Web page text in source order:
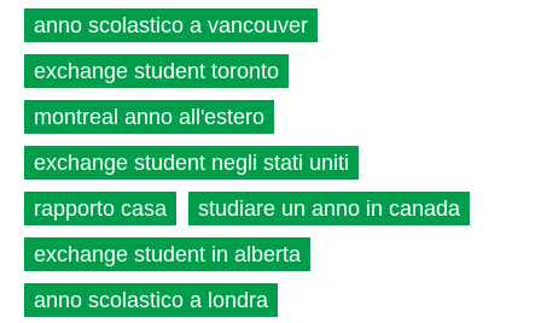
anno scolastico a vancouver
exchange student toronto
montreal anno all'estero
exchange student negli stati uniti
rapporto casa
studiare un anno in canada
exchange student in alberta
anno scolastico a londra